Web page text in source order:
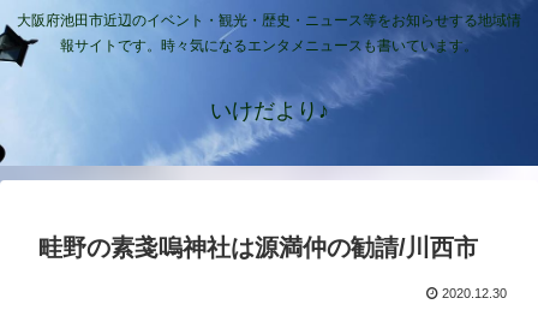
大阪府池田市近辺のイベント・観光・歴史・ニュース等をお知らせする地域情
報サイトです。時々気になるエンタメニュースも書いています。
いけだより♪
畦野の素戔嗚神社は源満仲の勧請/川西市
2020.12.30